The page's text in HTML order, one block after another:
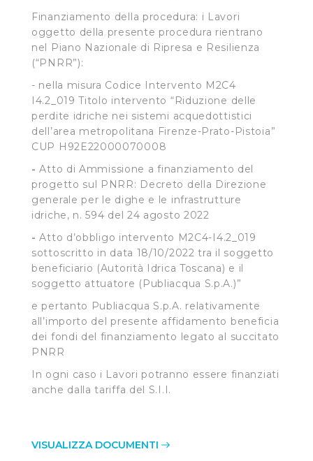
contenuti ed annunci e per fornire funzionalità dei social
media, condividendo informazioni sul modo in cui
l’Utente utilizza il nostro sito con i nostri partner. Tali
soggetti, che si occupano di analisi dei dati web,
pubblicità e social media, potrebbero combinare le
informazioni ricevute con altre informazioni che l’Utente
ha fornito loro o che hanno raccolto dal suo utilizzo dei
loro servizi.
Cliccando su "Accetta tutti", l'Utente accetta di
memorizzare tutti i cookie sul dispositivo per le finalità
sopra indicate.
Cliccando su "Personalizza" l’Utente può gestire
direttamente le proprie preferenze selezionando i
singoli cookie desiderati e le terze parti destinatarie
della condivisione di informazioni sopra indicata.
Cliccando su "Rifiuta" o sulla "X" posizionata in alto a
destra in questo banner l’Utente rifiuta tutti i cookie con
la sola eccezione dei cookie tecnici. La chiusura del
presente banner comporta il permanere delle
impostazioni di default e dunque la continuazione della
Finanziamento della procedura: i Lavori
oggetto della presente procedura rientrano
nel Piano Nazionale di Ripresa e Resilienza
(“PNRR”):
- nella misura Codice Intervento M2C4
I4.2_019 Titolo intervento “Riduzione delle
perdite idriche nei sistemi acquedottistici
dell’area metropolitana Firenze-Prato-Pistoia”
CUP H92E22000070008
-Atto di Ammissione a finanziamento del
progetto sul PNRR: Decreto della Direzione
generale per le dighe e le infrastrutture
idriche, n. 594 del 24 agosto 2022
-Atto d’obbligo intervento M2C4-I4.2_019
sottoscritto in data 18/10/2022 tra il soggetto
beneficiario (Autorità Idrica Toscana) e il
soggetto attuatore (Publiacqua S.p.A.)”
e pertanto Publiacqua S.p.A. relativamente
all’importo del presente affidamento beneficia
dei fondi del finanziamento legato al succitato
PNRR
In ogni caso i Lavori potranno essere finanziati
anche dalla tariffa del S.I.I.
VISUALIZZA DOCUMENTI